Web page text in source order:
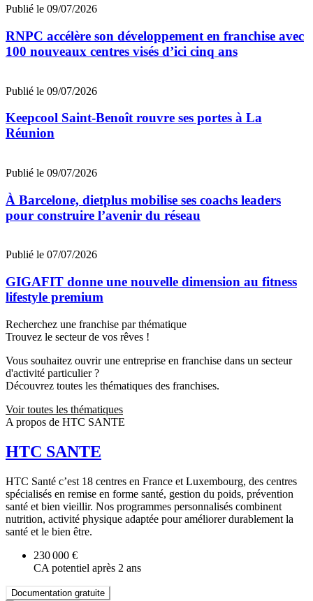
Publié le 09/07/2026
RNPC accélère son développement en franchise avec
100 nouveaux centres visés d’ici cinq ans
Publié le 09/07/2026
Keepcool Saint-Benoît rouvre ses portes à La
Réunion
Publié le 09/07/2026
À Barcelone, dietplus mobilise ses coachs leaders
pour construire l’avenir du réseau
Publié le 07/07/2026
GIGAFIT donne une nouvelle dimension au fitness
lifestyle premium
Recherchez une franchise par thématique
Trouvez le secteur de vos rêves !
Vous souhaitez ouvrir une entreprise en franchise dans un secteur
d'activité particulier ?
Découvrez toutes les thématiques des franchises.
Voir toutes les thématiques
A propos de HTC SANTE
HTC SANTE
HTC Santé c’est 18 centres en France et Luxembourg, des centres
spécialisés en remise en forme santé, gestion du poids, prévention
santé et bien vieillir. Nos programmes personnalisés combinent
nutrition, activité physique adaptée pour améliorer durablement la
santé et le bien être.
230 000 €
CA potentiel après 2 ans
Documentation gratuite